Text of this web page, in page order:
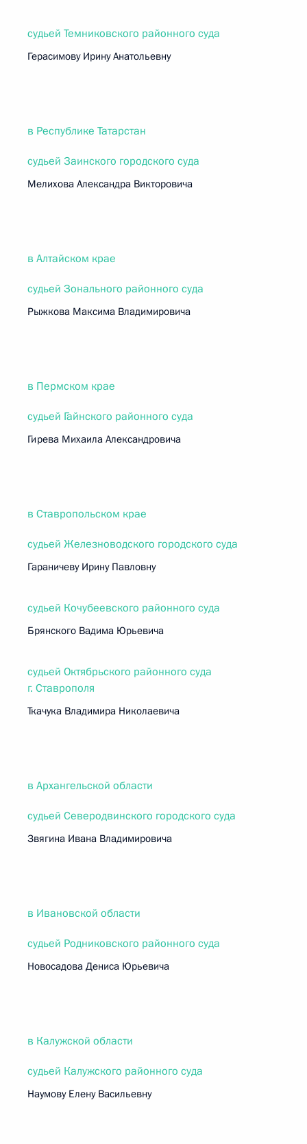
судьей Темниковского районного суда
Герасимову Ирину Анатольевну
в Республике Татарстан
судьей Заинского городского суда
Мелихова Александра Викторовича
в Алтайском крае
судьей Зонального районного суда
Рыжкова Максима Владимировича
в Пермском крае
судьей Гайнского районного суда
Гирева Михаила Александровича
в Ставропольском крае
судьей Железноводского городского суда
Гараничеву Ирину Павловну
судьей Кочубеевского районного суда
Брянского Вадима Юрьевича
судьей Октябрьского районного суда
г. Ставрополя
Ткачука Владимира Николаевича
в Архангельской области
судьей Северодвинского городского суда
Звягина Ивана Владимировича
в Ивановской области
судьей Родниковского районного суда
Новосадова Дениса Юрьевича
в Калужской области
судьей Калужского районного суда
Наумову Елену Васильевну